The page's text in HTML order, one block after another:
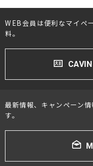
オーディオその他
プロジェクター・スクリー
サウンドバー・アンプ内
WEB会員は便利なマイペ
料。
最新情報、キャンペーン
す。